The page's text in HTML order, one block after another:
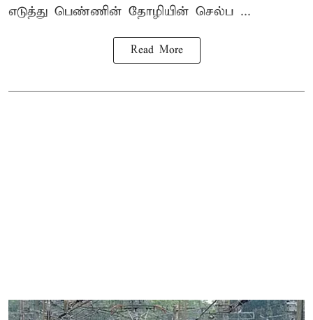
எடுத்து பெண்ணின் தோழியின் செல்ப ...
Read More